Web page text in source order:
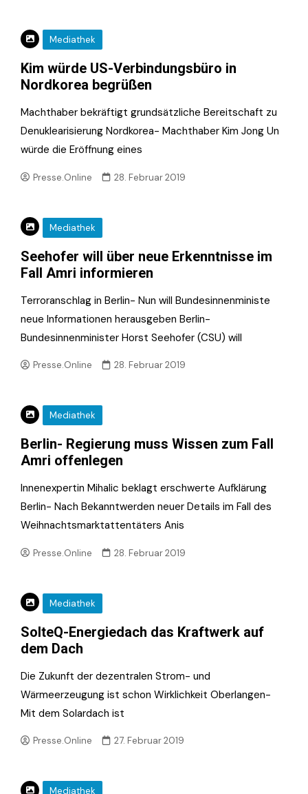
Mediathek
Kim würde US-Verbindungsbüro in
Nordkorea begrüßen
Machthaber bekräftigt grundsätzliche Bereitschaft zu
Denuklearisierung Nordkorea- Machthaber Kim Jong Un
würde die Eröffnung eines
Presse.Online 28. Februar 2019
Mediathek
Seehofer will über neue Erkenntnisse im
Fall Amri informieren
Terroranschlag in Berlin- Nun will Bundesinnenministe
neue Informationen herausgeben Berlin-
Bundesinnenminister Horst Seehofer (CSU) will
Presse.Online 28. Februar 2019
Mediathek
Berlin- Regierung muss Wissen zum Fall
Amri offenlegen
Innenexpertin Mihalic beklagt erschwerte Aufklärung
Berlin- Nach Bekanntwerden neuer Details im Fall des
Weihnachtsmarktattentäters Anis
Presse.Online 28. Februar 2019
Mediathek
SolteQ-Energiedach das Kraftwerk auf
dem Dach
Die Zukunft der dezentralen Strom- und
Wärmeerzeugung ist schon Wirklichkeit Oberlangen-
Mit dem Solardach ist
Presse.Online 27. Februar 2019
Mediathek